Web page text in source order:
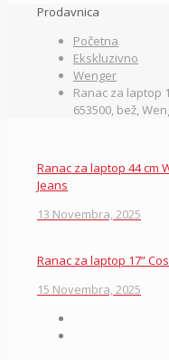
Prodavnica
Početna
Ekskluzivno
Wenger
Ranac za laptop
653500, bež,
Ranac za laptop 44 cm
Jeans
13 Novembra, 2025
Ranac za laptop 17”
15 Novembra, 2025